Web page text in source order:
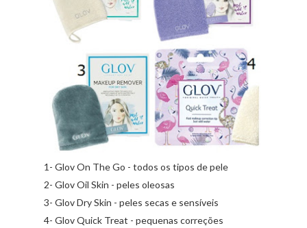
1- Glov On The Go - todos os tipos de pele
2- Glov Oil Skin - peles oleosas
3- Glov Dry Skin - peles secas e sensíveis
4- Glov Quick Treat - pequenas correções